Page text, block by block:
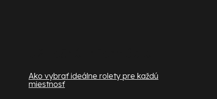
Ako vybrať ideálne rolety pre každú
miestnosť